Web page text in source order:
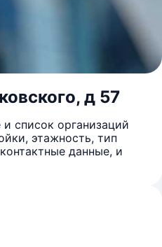
д 57
список организаций
этажность, тип
данные, и